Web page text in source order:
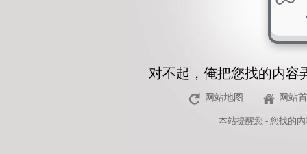
对不起，俺把您找的内容
网站地图 网站
本站提醒您 - 您找的